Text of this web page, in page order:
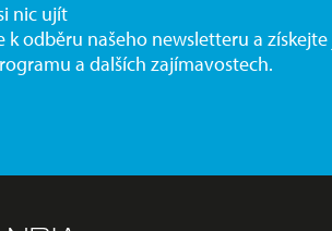
nic ujít
k odběru našeho newsletteru a
a dalších zajímavostech.